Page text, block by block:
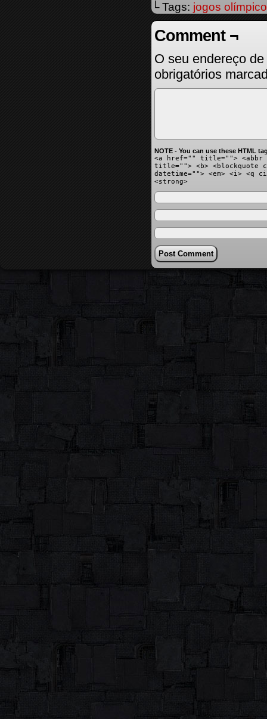
└ Tags: jogos
Comment ¬
O seu endereço
obrigatórios
NOTE - You can use these HTML
<a href="" title=""> <abbr
title=""> <b> <blockquote
datetime=""> <em> <i> <q
<strong>